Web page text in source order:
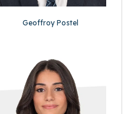
Geoffroy Postel